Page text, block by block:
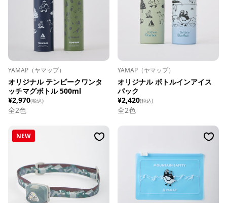
YAMAP（ヤマップ）
オリジナル テンピークワンタ
ッチマグボトル 500ml
¥2,970(税込)
全2色
YAMAP（ヤマップ）
オリジナル ボトルインアイス
パック
¥2,420(税込)
全2色
NEW